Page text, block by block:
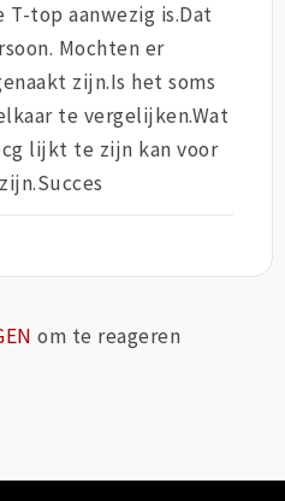
T-top aanwezig is.Dat
Mochten er
zijn.Is het soms
te vergelijken.Wat
lijkt te zijn kan voor
om te reageren